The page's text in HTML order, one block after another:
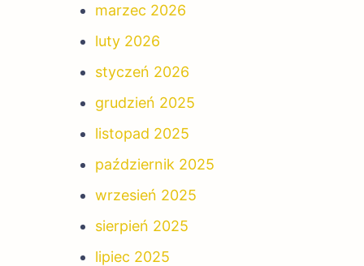
marzec 2026
luty 2026
styczeń 2026
grudzień 2025
listopad 2025
październik 2025
wrzesień 2025
sierpień 2025
lipiec 2025